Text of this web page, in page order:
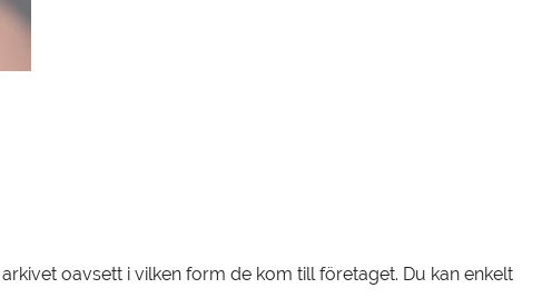
oavsett i vilken form de kom till företaget. Du kan enkelt